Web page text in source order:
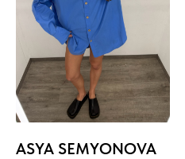
ASYA SEMYONOVA